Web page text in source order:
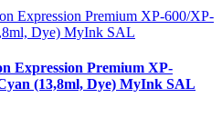
Expression Premium XP-
(13,8ml, Dye) MyInk SAL